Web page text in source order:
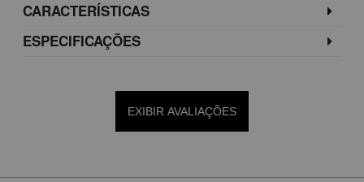
CARACTERÍSTICAS
ESPECIFICAÇÕES
EXIBIR AVALIAÇÕES